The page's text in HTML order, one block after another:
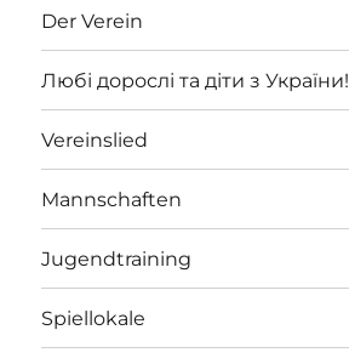
Der Verein
Любі дорослі та діти з України!
Vereinslied
Mannschaften
Jugendtraining
Spiellokale